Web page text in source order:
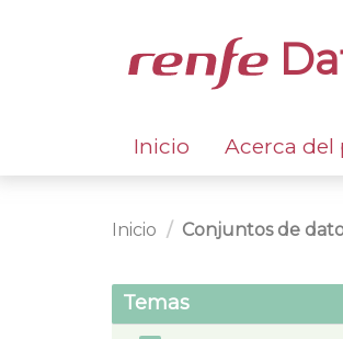
Inicio Acerca del
Inicio Conjuntos de
Temas